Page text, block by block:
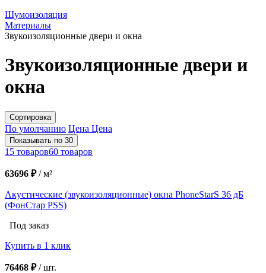
Шумоизоляция
Материалы
Звукоизоляционные двери и окна
Звукоизоляционные двери и
окна
Сортировка
По умолчанию Цена Цена
Показывать по 30
15 товаров60 товаров
63696 ₽/м²
Акустические (звукоизоляционные) окна PhoneStarS 36 дБ
(ФонСтар PSS)
Под заказ
Купить в 1 клик
76468 ₽/шт.